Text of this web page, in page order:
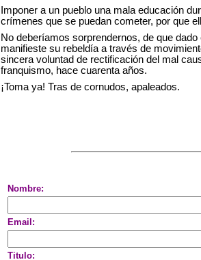
Imponer a un pueblo una mala educación
crímenes que se puedan cometer, por que
No deberíamos sorprendernos, de que
manifieste su rebeldía a través de
sincera voluntad de rectificación del mal
franquismo, hace cuarenta años.
¡Toma ya! Tras de cornudos, apaleados.
Nombre:
Email:
Titulo: